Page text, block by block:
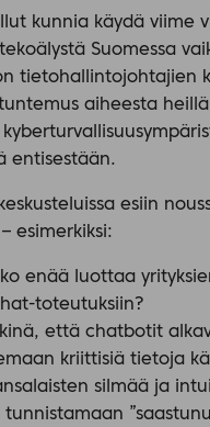
kunnia käydä viime
Suomessa
tietohallintojohtajien
aiheesta
entisestään.
esiin
esimerkiksi:
enää luottaa
toteutuksiin?
että chatbotit
kriittisiä tietoja
silmää ja